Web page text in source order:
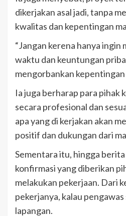
dikerjakan asal jadi, tanpa
kwalitas dan kepentingan
“Jangan kerena hanya
waktu dan keuntungan
mengorbankan kepentingan
Ia juga berharap para pihak
secara profesional dan
apa yang di kerjakan akan
positif dan dukungan dari
Sementara itu, hingga
konfirmasi yang diberikan
melakukan pekerjaan. Dari
pekerjanya, kalau
lapangan.